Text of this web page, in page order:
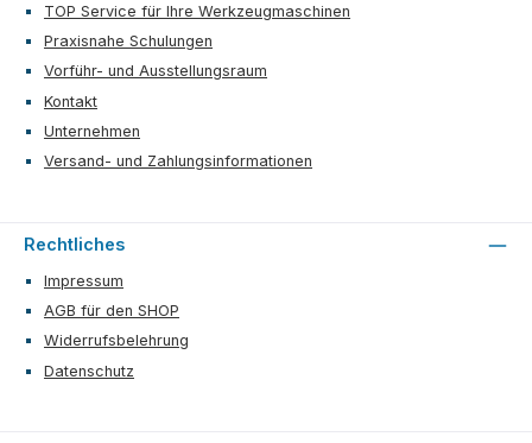
TOP Service für Ihre Werkzeugmaschinen
Praxisnahe Schulungen
Vorführ- und Ausstellungsraum
Kontakt
Unternehmen
Versand- und Zahlungsinformationen
Rechtliches
Impressum
AGB für den SHOP
Widerrufsbelehrung
Datenschutz